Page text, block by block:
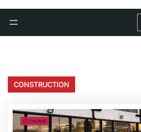
CONSTRUCTION
ÉCONOMIE